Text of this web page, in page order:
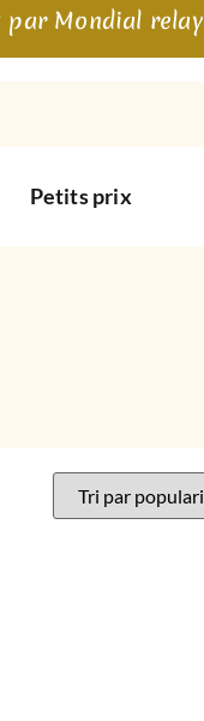
Mondial relay
Petits prix